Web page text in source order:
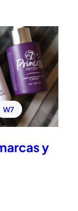
W7
y